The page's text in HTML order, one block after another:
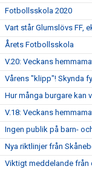
Fotbollsskola 2020
Vart står Glumslövs FF,
Årets Fotbollsskola
V.20: Veckans
Vårens "klipp"! Skynda
Hur många burgare kan
V.18: Veckans
Ingen publik på barn-
Nya riktlinjer från
Viktigt meddelande från